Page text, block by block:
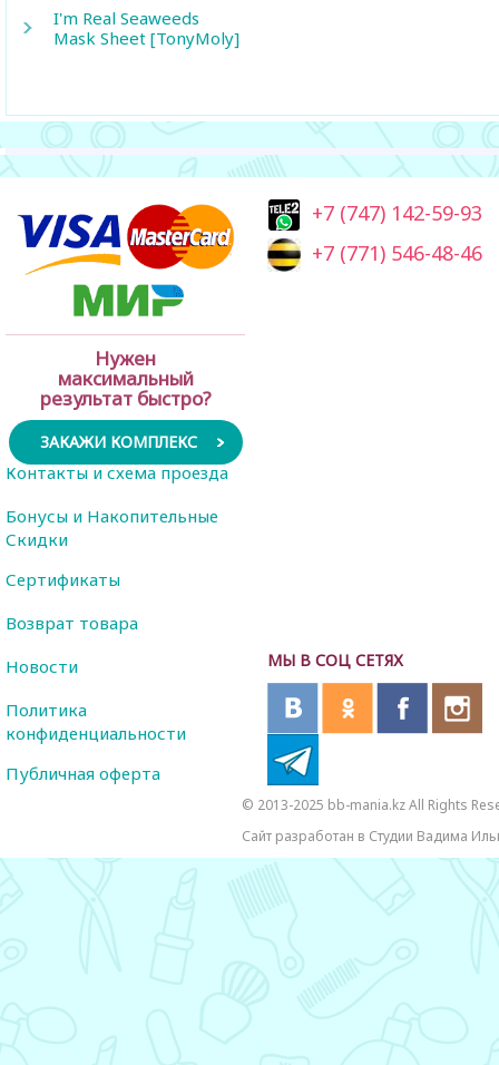
I'm Real Seaweeds
Mask Sheet [TonyMoly]
Нужен
максимальный
результат быстро?
ЗАКАЖИ КОМПЛЕКС
+7 (747) 142-59-93
+7 (771) 546-48-46
МЫ В СОЦ СЕТЯХ
Контакты и схема проезда
Бонусы и Накопительные
Скидки
Сертификаты
Возврат товара
Новости
Политика
конфиденциальности
Публичная оферта
© 2013-2025 bb-mania.kz All Rights
Сайт разработан в Студии Вадима